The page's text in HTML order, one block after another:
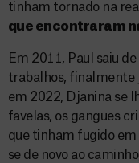
tinham tornado na
que encontraram
Em 2011, Paul saiu
trabalhos, finalmente
em 2022, Djanina se
favelas, os gangues
que tinham fugido
se de novo ao